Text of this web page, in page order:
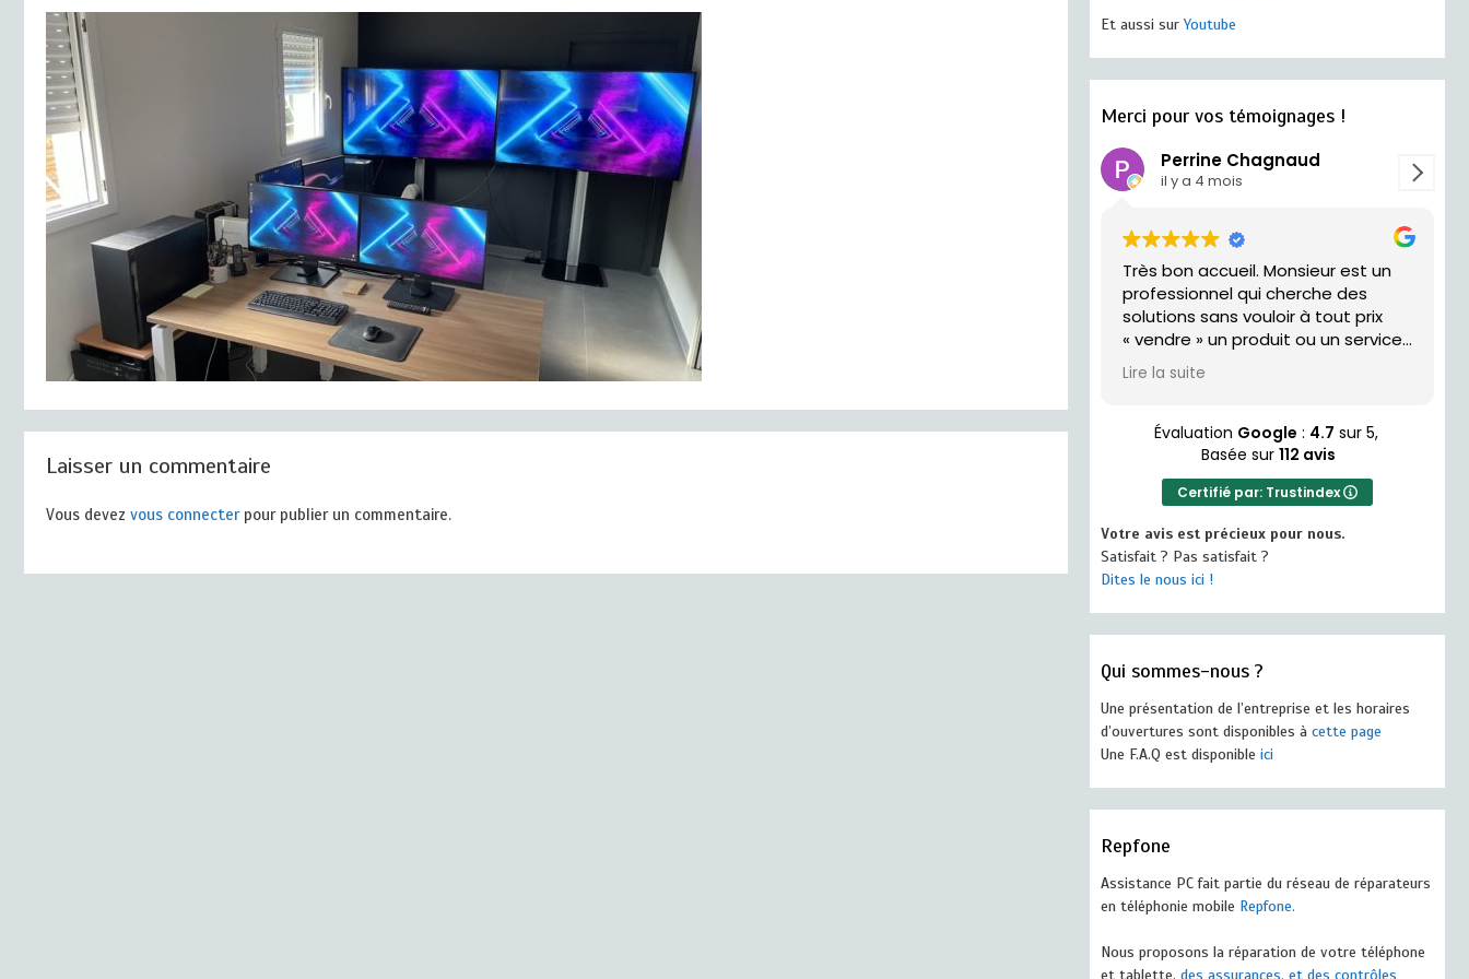
Laisser un commentaire
Vous devez vous connecterpour publier un commentaire.
Et aussi surYoutube
Merci pour vos témoignages !
Perrine Chagnaud
il y a 4 mois
Très bon accueil. Monsieur est un
professionnel qui cherche des
solutions sans vouloir à tout prix
« vendre » un produit ou un service.
Je recommande !
Lire la suite
Évaluation Google : 4.7 sur 5,
Basée sur 112 avis
Certifié par: Trustindex
Votre avis est précieux pour nous.
Satisfait ? Pas satisfait ?
Dites le nous ici !
Qui sommes-nous ?
Une présentation de l’entreprise et les horaires
d’ouvertures sont disponibles à cette page
Une F.A.Q est disponible ici
Repfone
Assistance PC fait partie du réseau de réparateurs
en téléphonie mobile Repfone.
Nous proposons la réparation de votre téléphone
et tablette, des assurances, et des contrôles